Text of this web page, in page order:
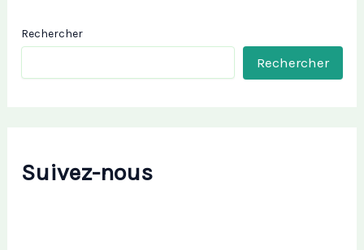
Rechercher
Rechercher
Suivez-nous